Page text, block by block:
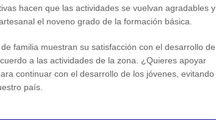
hacen que las actividades se vuelvan agradables y
el noveno grado de la formación básica.
familia muestran su satisfacción con el desarrollo de
a las actividades de la zona. ¿Quieres apoyar
continuar con el desarrollo de los jóvenes, evitando
país.